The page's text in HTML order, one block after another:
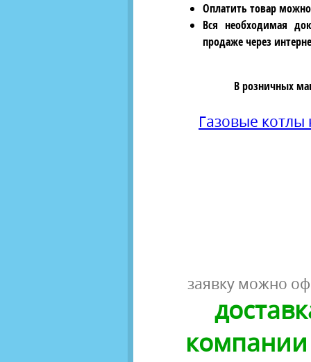
Оплатить товар
Вся необходимая
продаже через
В розничных
Газовые
заявку можно